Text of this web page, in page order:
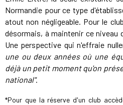
Normandie pour ce type
atout non négligeable. Pour le
désormais, à maintenir ce niveau
Une perspective qui n'effraie
une ou deux années où une
déjà un petit moment qu'on
national".
*Pour que la réserve d'un club